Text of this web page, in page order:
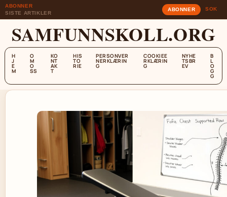
ABONNER
SISTE ARTIKLER
ABONNER SOK
SAMFUNNSKOLL.ORG
H
J
E
M
O
M
O
SS
KO
NT
AK
T
HIS
TO
RIE
PERSONVER
NERKLÆRIN
G
COOKIEE
RKLÆRIN
G
NYHE
TSBR
EV
B
L
O
G
G